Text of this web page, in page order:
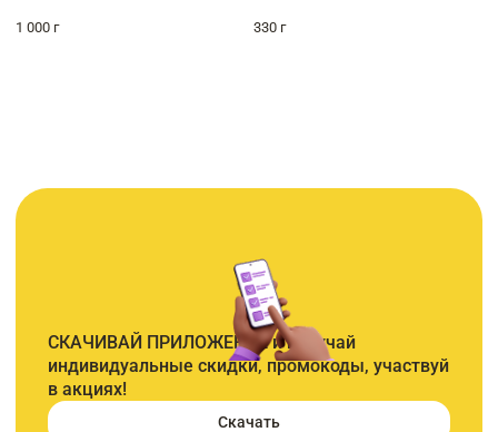
1 000 г 330 г
СКАЧИВАЙ ПРИЛОЖЕНИЕ и получай
индивидуальные скидки, промокоды, участвуй
в акциях!
Скачать